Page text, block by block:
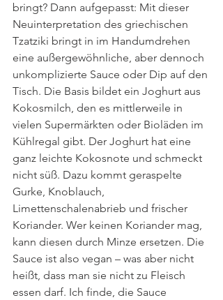
bringt? Dann aufgepasst: Mit dieser
Neuinterpretation des griechischen
Tzatziki bringt in im Handumdrehen
eine außergewöhnliche, aber dennoch
unkomplizierte Sauce oder Dip auf den
Tisch. Die Basis bildet ein Joghurt aus
Kokosmilch, den es mittlerweile in
vielen Supermärkten oder Bioläden im
Kühlregal gibt. Der Joghurt hat eine
ganz leichte Kokosnote und schmeckt
nicht süß. Dazu kommt geraspelte
Gurke, Knoblauch,
Limettenschalenabrieb und frischer
Koriander. Wer keinen Koriander mag,
kann diesen durch Minze ersetzen. Die
Sauce ist also vegan – was aber nicht
heißt, dass man sie nicht zu Fleisch
essen darf. Ich finde, die Sauce